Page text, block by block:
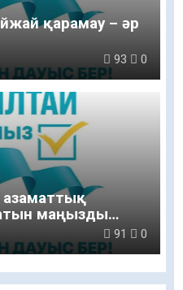
қарамау – әр
93 0
азаматтық
маңызды
91 0